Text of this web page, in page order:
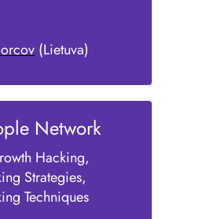
(Lietuva)
Network
Hacking,
Strategies,
Techniques